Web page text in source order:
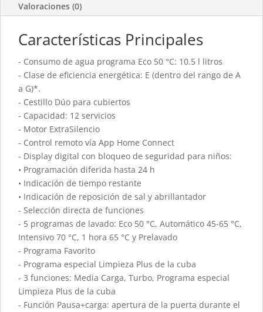
Valoraciones (0)
Características Principales
- Consumo de agua programa Eco 50 °C: 10.5 l litros
- Clase de eficiencia energética: E (dentro del rango de A
a G)*.
- Cestillo Dúo para cubiertos
- Capacidad: 12 servicios
- Motor ExtraSilencio
- Control remoto vía App Home Connect
- Display digital con bloqueo de seguridad para niños:
• Programación diferida hasta 24 h
• Indicación de tiempo restante
• Indicación de reposición de sal y abrillantador
- Selección directa de funciones
- 5 programas de lavado: Eco 50 °C, Automático 45-65 °C,
Intensivo 70 °C, 1 hora 65 °C y Prelavado
- Programa Favorito
- Programa especial Limpieza Plus de la cuba
- 3 funciones: Media Carga, Turbo, Programa especial
Limpieza Plus de la cuba
- Función Pausa+carga: apertura de la puerta durante el